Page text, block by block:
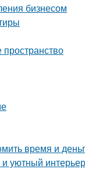
бизнесом
время и
уютный интерьер